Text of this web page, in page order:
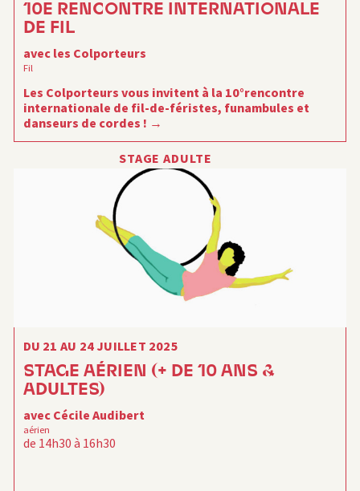
10E RENCONTRE INTERNATIONALE
DE FIL
avec les Colporteurs
Fil
Les Colporteurs vous invitent à la 10°rencontre
internationale de fil-de-féristes, funambules et
danseurs de cordes !
STAGE ADULTE
DU 21 AU 24 JUILLET 2025
STAGE AÉRIEN (+ DE 10 ANS &
ADULTES)
avec Cécile Audibert
aérien
de 14h30 à 16h30